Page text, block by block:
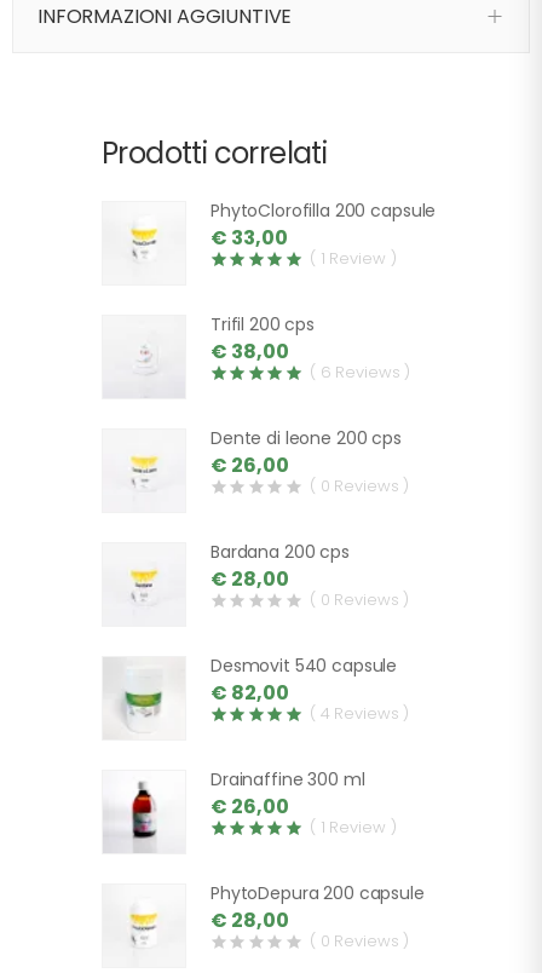
INFORMAZIONI AGGIUNTIVE
Prodotti correlati
PhytoClorofilla 200 capsule
€ 33,00
( 1 Review )
Trifil 200 cps
€ 38,00
( 6 Reviews )
Dente di leone 200 cps
€ 26,00
( 0 Reviews )
Bardana 200 cps
€ 28,00
( 0 Reviews )
Desmovit 540 capsule
€ 82,00
( 4 Reviews )
Drainaffine 300 ml
€ 26,00
( 1 Review )
PhytoDepura 200 capsule
€ 28,00
( 0 Reviews )